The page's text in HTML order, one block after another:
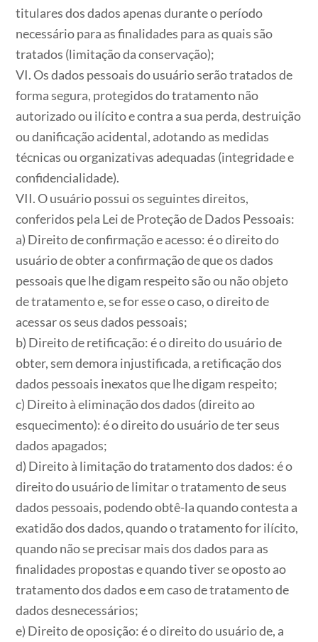
titulares dos dados apenas durante o período
necessário para as finalidades para as quais são
tratados (limitação da conservação);
VI. Os dados pessoais do usuário serão tratados de
forma segura, protegidos do tratamento não
autorizado ou ilícito e contra a sua perda, destruição
ou danificação acidental, adotando as medidas
técnicas ou organizativas adequadas (integridade e
confidencialidade).
VII. O usuário possui os seguintes direitos,
conferidos pela Lei de Proteção de Dados Pessoais:
a) Direito de confirmação e acesso: é o direito do
usuário de obter a confirmação de que os dados
pessoais que lhe digam respeito são ou não objeto
de tratamento e, se for esse o caso, o direito de
acessar os seus dados pessoais;
b) Direito de retificação: é o direito do usuário de
obter, sem demora injustificada, a retificação dos
dados pessoais inexatos que lhe digam respeito;
c) Direito à eliminação dos dados (direito ao
esquecimento): é o direito do usuário de ter seus
dados apagados;
d) Direito à limitação do tratamento dos dados: é o
direito do usuário de limitar o tratamento de seus
dados pessoais, podendo obtê-la quando contesta a
exatidão dos dados, quando o tratamento for ilícito,
quando não se precisar mais dos dados para as
finalidades propostas e quando tiver se oposto ao
tratamento dos dados e em caso de tratamento de
dados desnecessários;
e) Direito de oposição: é o direito do usuário de, a